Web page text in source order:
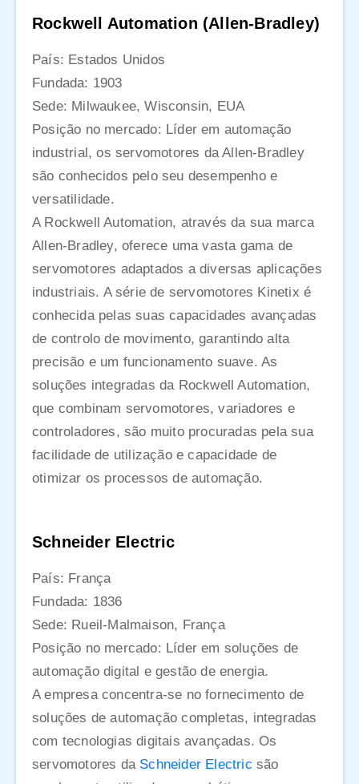
Rockwell Automation (Allen-Bradley)
País: Estados Unidos
Fundada: 1903
Sede: Milwaukee, Wisconsin, EUA
Posição no mercado: Líder em automação
industrial, os servomotores da Allen-Bradley
são conhecidos pelo seu desempenho e
versatilidade.
A Rockwell Automation, através da sua marca
Allen-Bradley, oferece uma vasta gama de
servomotores adaptados a diversas aplicações
industriais. A série de servomotores Kinetix é
conhecida pelas suas capacidades avançadas
de controlo de movimento, garantindo alta
precisão e um funcionamento suave. As
soluções integradas da Rockwell Automation,
que combinam servomotores, variadores e
controladores, são muito procuradas pela sua
facilidade de utilização e capacidade de
otimizar os processos de automação.
Schneider Electric
País: França
Fundada: 1836
Sede: Rueil-Malmaison, França
Posição no mercado: Líder em soluções de
automação digital e gestão de energia.
A empresa concentra-se no fornecimento de
soluções de automação completas, integradas
com tecnologias digitais avançadas. Os
servomotores da Schneider Electric são